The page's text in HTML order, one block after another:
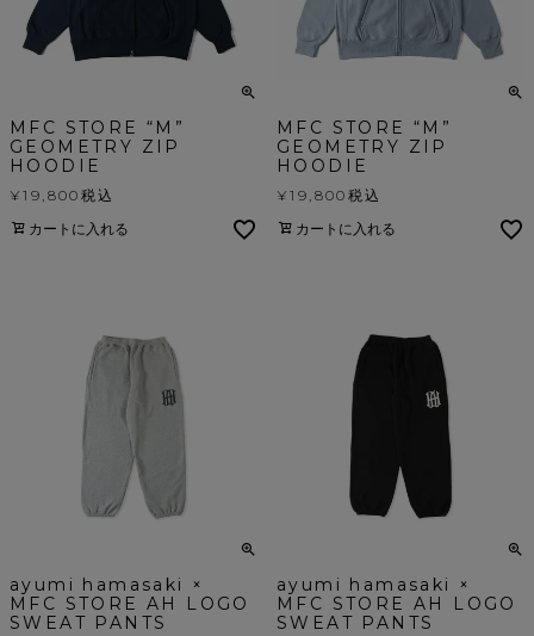
MFC STORE “M”
GEOMETRY ZIP
HOODIE
¥19,800 税込
カートに入れる
MFC STORE “M”
GEOMETRY ZIP
HOODIE
¥19,800 税込
カートに入れる
ayumi hamasaki ×
MFC STORE AH LOGO
SWEAT PANTS
ayumi hamasaki ×
MFC STORE AH LOGO
SWEAT PANTS